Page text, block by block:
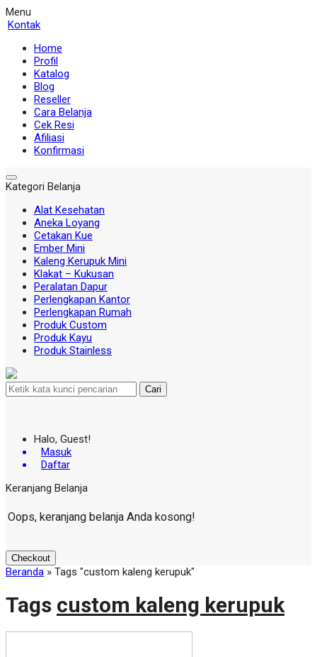
Menu
Kontak
Home
Profil
Katalog
Blog
Reseller
Cara Belanja
Cek Resi
Afiliasi
Konfirmasi
Kategori Belanja
Alat Kesehatan
Aneka Loyang
Cetakan Kue
Ember Mini
Kaleng Kerupuk Mini
Klakat – Kukusan
Peralatan Dapur
Perlengkapan Kantor
Perlengkapan Rumah
Produk Custom
Produk Kayu
Produk Stainless
Cari
Halo, Guest!
Masuk
Daftar
Keranjang Belanja
Oops, keranjang belanja Anda kosong!
Checkout
Beranda » Tags "custom kaleng kerupuk"
Tags custom kaleng kerupuk